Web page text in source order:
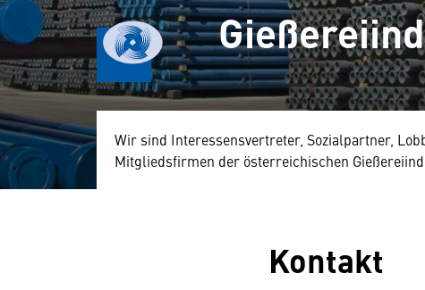
Wir sind Interessensvertreter, Sozialpartner,
Mitgliedsfirmen der österreichischen
Kontakt